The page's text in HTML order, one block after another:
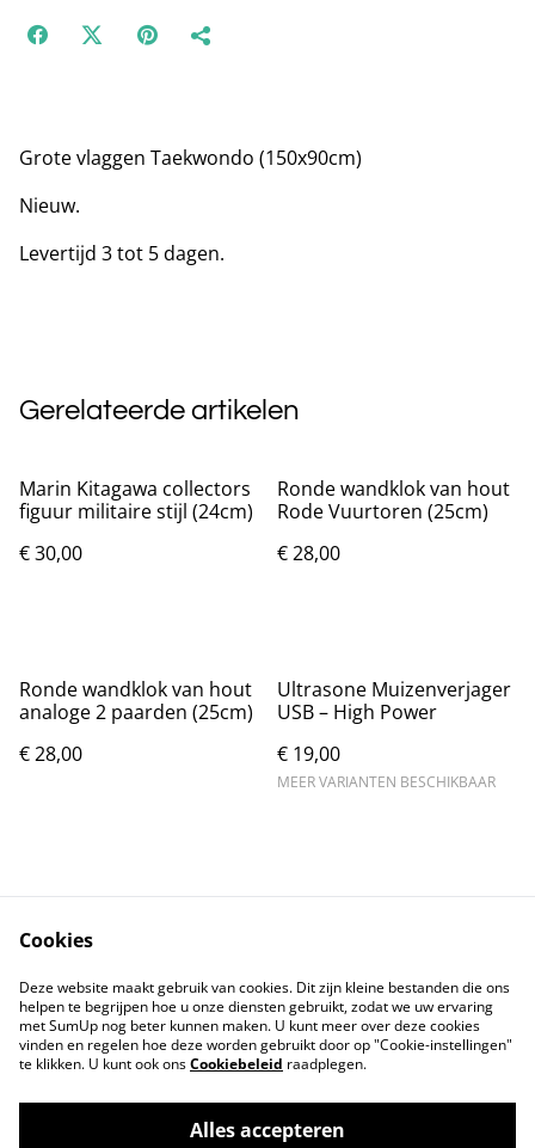
Grote vlaggen Taekwondo (150x90cm)
Nieuw.
Levertijd 3 tot 5 dagen.
Gerelateerde artikelen
Marin Kitagawa collectors
figuur militaire stijl (24cm)
€ 30,00
Ronde wandklok van hout
Rode Vuurtoren (25cm)
€ 28,00
Ronde wandklok van hout
analoge 2 paarden (25cm)
€ 28,00
Ultrasone Muizenverjager
USB – High Power
€ 19,00
MEER VARIANTEN BESCHIKBAAR
Contact
Voorwaarden
Privacybeleid
Cookiebeleid
Cookies
Deze website maakt gebruik van cookies. Dit zijn kleine bestanden die ons
helpen te begrijpen hoe u onze diensten gebruikt, zodat we uw ervaring
met SumUp nog beter kunnen maken. U kunt meer over deze cookies
vinden en regelen hoe deze worden gebruikt door op "Cookie-instellingen"
te klikken. U kunt ook onsCookiebeleid raadplegen.
Alles accepteren